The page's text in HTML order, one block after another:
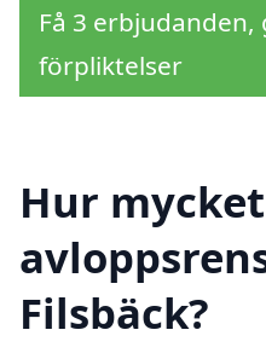
Få 3
förpliktelser
Hur
Filsbäck?